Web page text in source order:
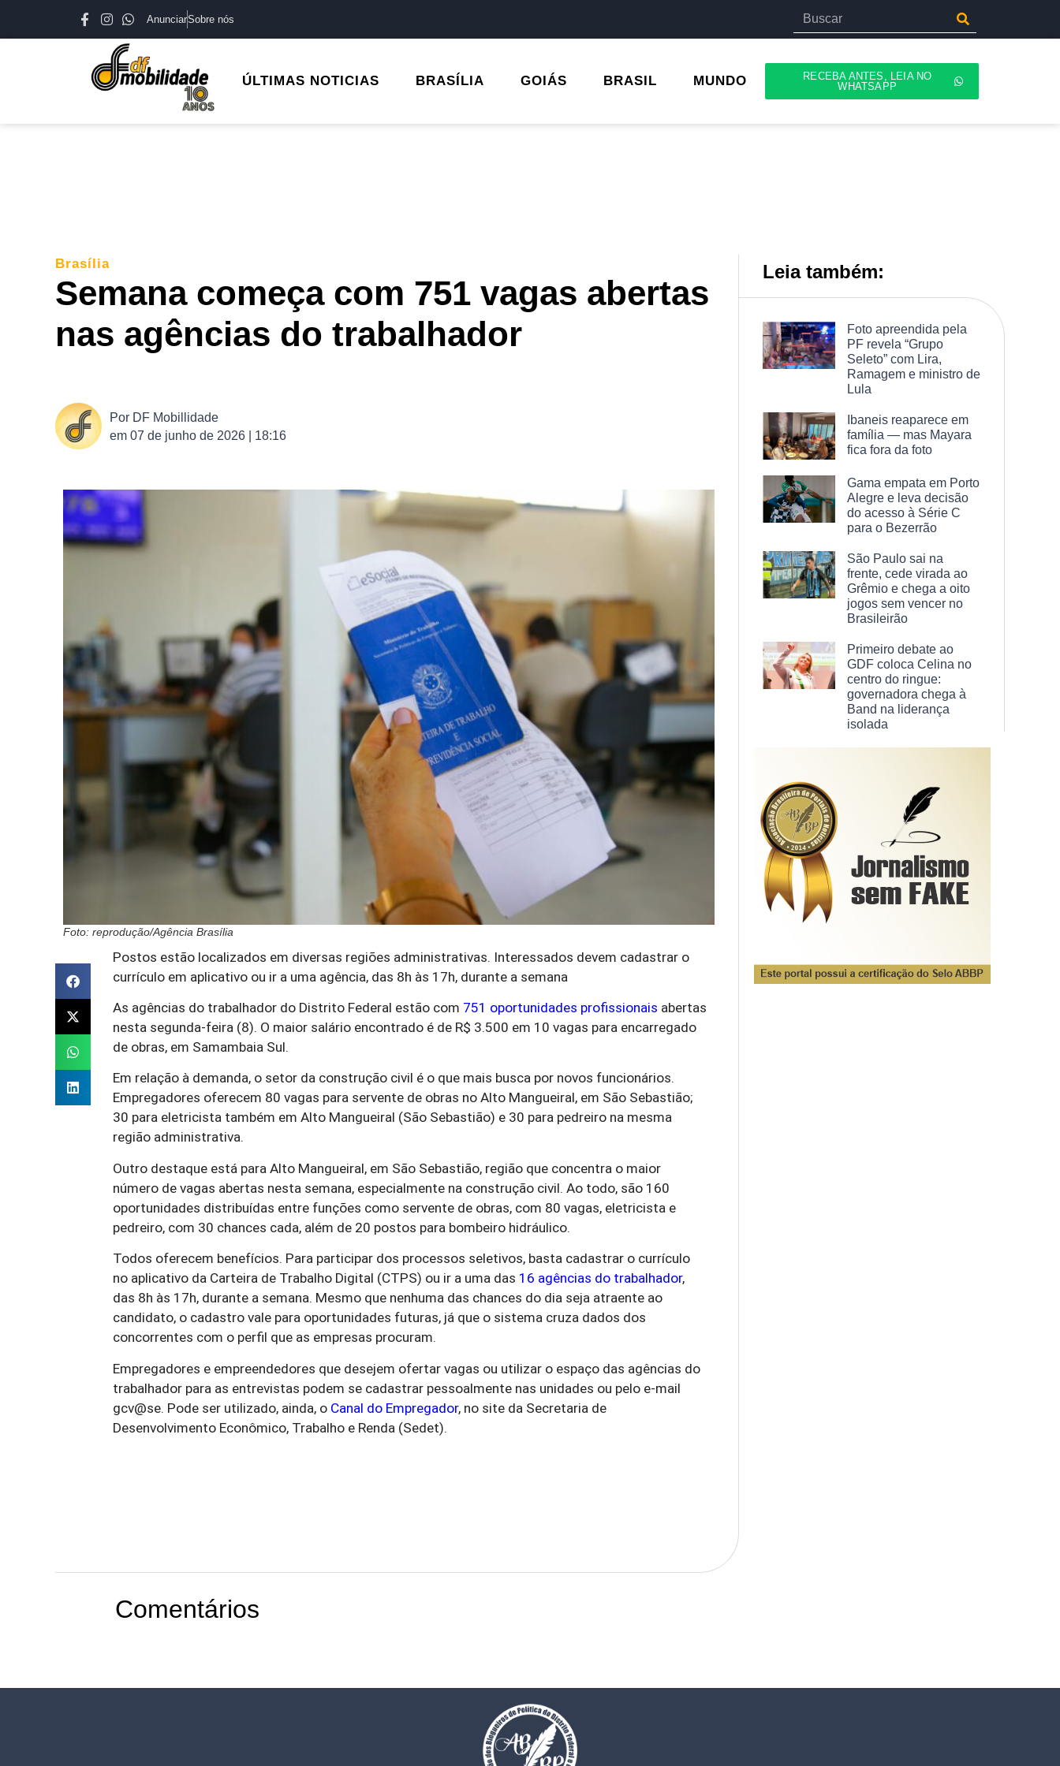
AnunciarSobre nós
ÚLTIMAS NOTICIAS BRASÍLIA GOIÁS BRASIL MUNDO
RECEBA ANTES, LEIA NO
WHATSAPP
Brasília
Semana começa com 751 vagas abertas
nas agências do trabalhador
Por DF Mobillidade
em 07 de junho de 2026 | 18:16
Foto: reprodução/Agência Brasília
Postos estão localizados em diversas regiões administrativas. Interessados devem cadastrar o
currículo em aplicativo ou ir a uma agência, das 8h às 17h, durante a semana
As agências do trabalhador do Distrito Federal estão com 751 oportunidades profissionais abertas
nesta segunda-feira (8). O maior salário encontrado é de R$ 3.500 em 10 vagas para encarregado
de obras, em Samambaia Sul.
Em relação à demanda, o setor da construção civil é o que mais busca por novos funcionários.
Empregadores oferecem 80 vagas para servente de obras no Alto Mangueiral, em São Sebastião;
30 para eletricista também em Alto Mangueiral (São Sebastião) e 30 para pedreiro na mesma
região administrativa.
Outro destaque está para Alto Mangueiral, em São Sebastião, região que concentra o maior
número de vagas abertas nesta semana, especialmente na construção civil. Ao todo, são 160
oportunidades distribuídas entre funções como servente de obras, com 80 vagas, eletricista e
pedreiro, com 30 chances cada, além de 20 postos para bombeiro hidráulico.
Todos oferecem benefícios. Para participar dos processos seletivos, basta cadastrar o currículo
no aplicativo da Carteira de Trabalho Digital (CTPS) ou ir a uma das 16 agências do trabalhador,
das 8h às 17h, durante a semana. Mesmo que nenhuma das chances do dia seja atraente ao
candidato, o cadastro vale para oportunidades futuras, já que o sistema cruza dados dos
concorrentes com o perfil que as empresas procuram.
Empregadores e empreendedores que desejem ofertar vagas ou utilizar o espaço das agências do
trabalhador para as entrevistas podem se cadastrar pessoalmente nas unidades ou pelo e-mail
gcv@se. Pode ser utilizado, ainda, o Canal do Empregador, no site da Secretaria de
Desenvolvimento Econômico, Trabalho e Renda (Sedet).
Leia também:
Foto apreendida pela
PF revela “Grupo
Seleto” com Lira,
Ramagem e ministro de
Lula
Ibaneis reaparece em
família — mas Mayara
fica fora da foto
Gama empata em Porto
Alegre e leva decisão
do acesso à Série C
para o Bezerrão
São Paulo sai na
frente, cede virada ao
Grêmio e chega a oito
jogos sem vencer no
Brasileirão
Primeiro debate ao
GDF coloca Celina no
centro do ringue:
governadora chega à
Band na liderança
isolada
Comentários